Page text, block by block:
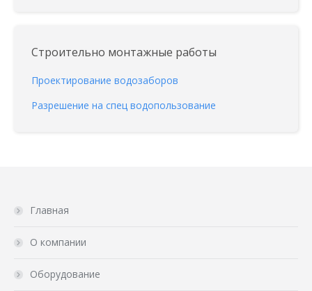
Строительно монтажные работы
Проектирование водозаборов
Разрешение на спец водопользование
Главная
О компании
Оборудование